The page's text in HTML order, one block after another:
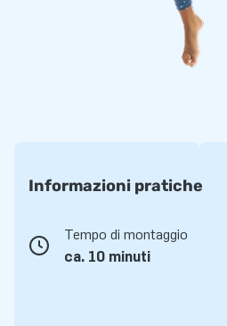
Informazioni pratiche
Tempo di montaggio
ca. 10 minuti